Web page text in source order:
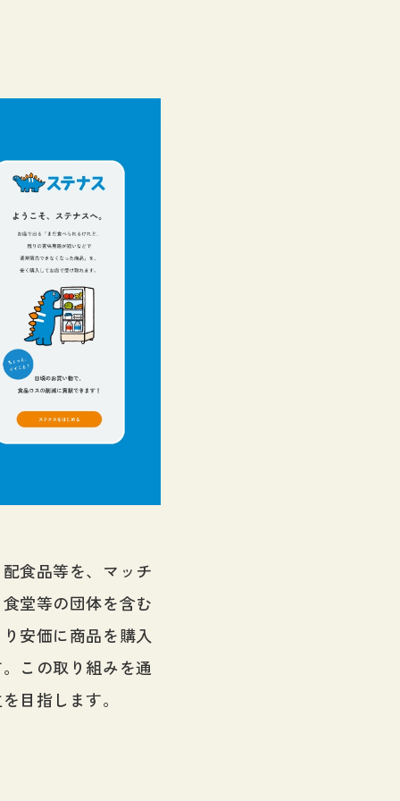
食品等を、マッチ
堂等の団体を含む
安価に商品を購入
この取り組みを通
目指します。